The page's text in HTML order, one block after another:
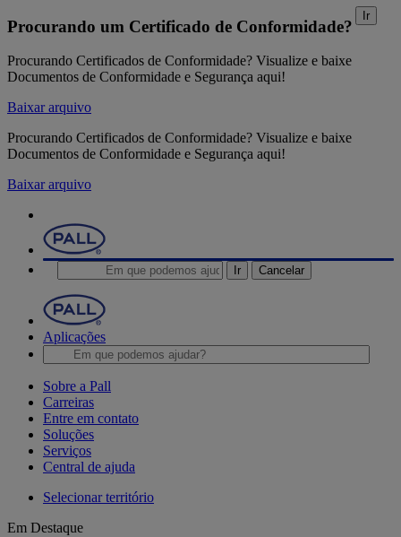
Procurando um Certificado de Conformidade?
Procurando Certificados de Conformidade? Visualize e baixe
Documentos de Conformidade e Segurança aqui!
Baixar arquivo
Procurando Certificados de Conformidade? Visualize e baixe
Documentos de Conformidade e Segurança aqui!
Baixar arquivo
Ir Cancelar
Aplicações
Ir
Sobre a Pall
Carreiras
Entre em contato
Soluções
Serviços
Central de ajuda
Selecionar território
Em Destaque